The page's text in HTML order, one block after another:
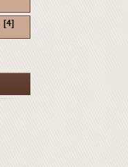
[4]